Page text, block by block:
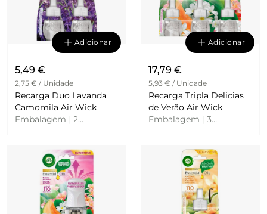
Adicionar
5,49 €
2,75 € / Unidade
Recarga Duo Lavanda
Camomila Air Wick
Embalagem
2
Adicionar
17,79 €
5,93 € / Unidade
Recarga Tripla Delicias
de Verão Air Wick
Embalagem
3